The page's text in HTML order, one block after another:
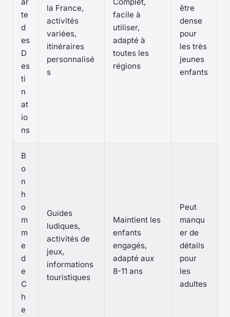
te
d
es
D
es
ti
n
at
io
ns
la France,
activités
variées,
itinéraires
personnalisé
s
facile à
utiliser,
adapté à
toutes les
régions
être
dense
pour
les très
jeunes
enfants
B
o
n
h
o
m
m
e
d
e
C
h
e
Guides
ludiques,
activités de
jeux,
informations
touristiques
Maintient les
enfants
engagés,
adapté aux
8-11 ans
Peut
manqu
er de
détails
pour
les
adultes